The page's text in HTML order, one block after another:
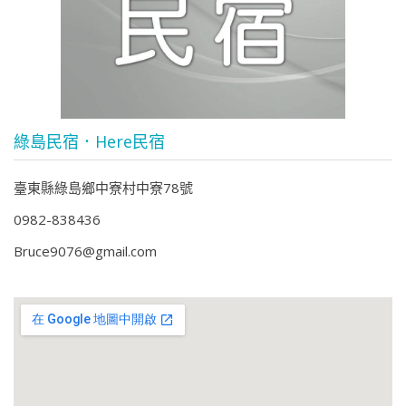
綠島民宿．Here民宿
臺東縣綠島鄉中寮村中寮78號
0982-838436
Bruce9076@gmail.com